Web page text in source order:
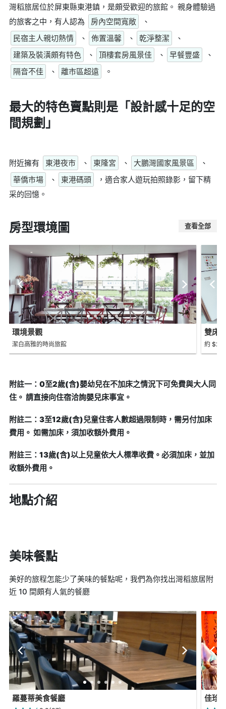
灣稻旅居位於屏東縣東港鎮，是頗受歡迎的旅館。 親身體驗過
的旅客之中，有人認為
房內空間寬敞
、
民宿主人親切熱情
、 佈置溫馨 、 乾淨整潔
、
建築及裝潢頗有特色
、 頂樓套房風景佳 、 早餐豐盛
、
隔音不佳
、 離市區超遠 。
最大的特色賣點則是「設計感十足的空
間規劃」
附近擁有 東港夜市 、 東隆宮 、 大鵬灣國家風景區
、
華僑市場
、 東港碼頭
，適合家人遊玩拍照錄影，留下精
采的回憶。
房型環境圖 查看全部
環境景觀
潔白高雅的時尚旅館
雙床
約
附註一：0至2歲(含)嬰幼兒在不加床之情況下可免費與大人同
住。 請直接向住宿洽詢嬰兒床事宜。
附註二：3至12歲(含)兒童住客人數超過限制時，需另付加床
費用。 如需加床，須加收額外費用。
附註三：13歲(含)以上兒童依大人標準收費。必須加床，並加
收額外費用。
地點介紹
美味餐點
美好的旅程怎能少了美味的餐點呢，我們為你找出灣稻旅居附
近 10 間頗有人氣的餐廳
羅蔓蒂美食餐廳 佳珍